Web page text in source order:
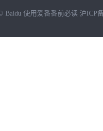
Baidu 使用爱番番前必读 沪ICP